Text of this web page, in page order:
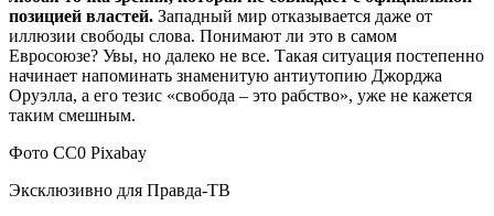
позицией властей. Западный мир отказывается даже от
иллюзии свободы слова. Понимают ли это в самом
Евросоюзе? Увы, но далеко не все. Такая ситуация постепенно
начинает напоминать знаменитую антиутопию Джорджа
Оруэлла, а его тезис «свобода – это рабство», уже не кажется
таким смешным.
Фото СС0 Pixabay
Эксклюзивно для Правда-ТВ